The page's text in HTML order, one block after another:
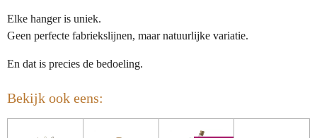
Elke hanger is uniek.
Geen perfecte fabriekslijnen, maar natuurlijke variatie.
En dat is precies de bedoeling.
Bekijk ook eens: